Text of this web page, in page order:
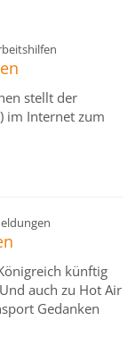
stellt der
im Internet zum
künftig
auch zu Hot Air
Gedanken